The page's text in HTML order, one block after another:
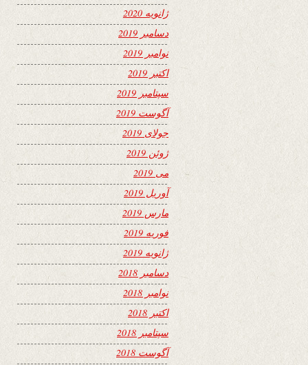
ژانویه 2020
دسامبر 2019
نوامبر 2019
اکتبر 2019
سپتامبر 2019
آگوست 2019
جولای 2019
ژوئن 2019
می 2019
آوریل 2019
مارس 2019
فوریه 2019
ژانویه 2019
دسامبر 2018
نوامبر 2018
اکتبر 2018
سپتامبر 2018
آگوست 2018